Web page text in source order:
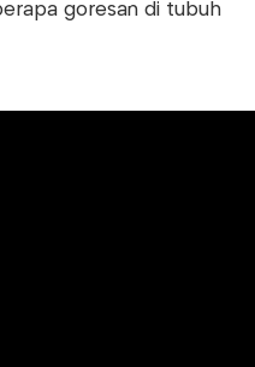
goresan di tubuh